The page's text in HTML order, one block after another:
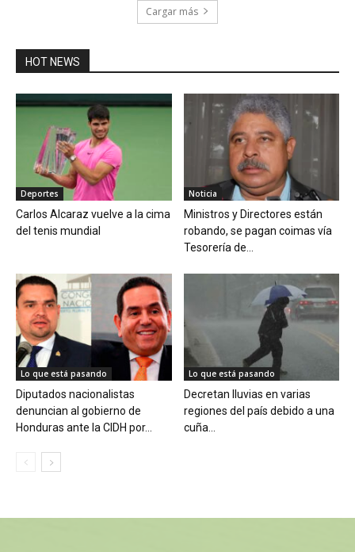
Cargar más
HOT NEWS
Deportes
Carlos Alcaraz vuelve a la cima
del tenis mundial
Noticia
Ministros y Directores están
robando, se pagan coimas vía
Tesorería de...
Lo que está pasando
Diputados nacionalistas
denuncian al gobierno de
Honduras ante la CIDH por...
Lo que está pasando
Decretan lluvias en varias
regiones del país debido a una
cuña...